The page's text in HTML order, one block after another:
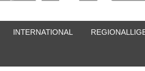
INTERNATIONAL